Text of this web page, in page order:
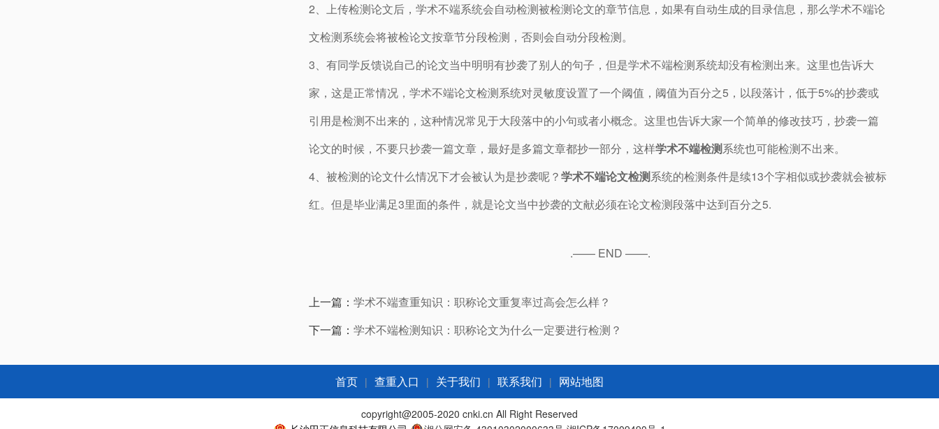
2、上传检测论文后，学术不端系统会自动检测被检测论文的章节信息，如果有自动生成的目录信息，那么学术不端论
文检测系统会将被检论文按章节分段检测，否则会自动分段检测。
3、有同学反馈说自己的论文当中明明有抄袭了别人的句子，但是学术不端检测系统却没有检测出来。这里也告诉大
家，这是正常情况，学术不端论文检测系统对灵敏度设置了一个阈值，阈值为百分之5，以段落计，低于5%的抄袭或
引用是检测不出来的，这种情况常见于大段落中的小句或者小概念。这里也告诉大家一个简单的修改技巧，抄袭一篇
论文的时候，不要只抄袭一篇文章，最好是多篇文章都抄一部分，这样学术不端检测系统也可能检测不出来。
4、被检测的论文什么情况下才会被认为是抄袭呢？学术不端论文检测系统的检测条件是续13个字相似或抄袭就会被标
红。但是毕业满足3里面的条件，就是论文当中抄袭的文献必须在论文检测段落中达到百分之5.
.—— END ——.
上一篇： 学术不端查重知识：职称论文重复率过高会怎么样？
下一篇： 学术不端检测知识：职称论文为什么一定要进行检测？
首页 | 查重入口 | 关于我们 | 联系我们 | 网站地图
copyright@2005-2020 cnki.cn All Right Reserved